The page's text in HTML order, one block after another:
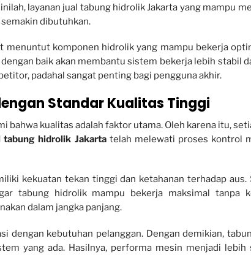
layanan jual tabung hidrolik Jakarta yang mampu
dibutuhkan.
menuntut komponen hidrolik yang mampu bekerja
baik akan membantu sistem bekerja lebih stabil
padahal sangat penting bagi pengguna akhir.
Standar Kualitas Tinggi
bahwa kualitas adalah faktor utama. Oleh karena itu,
tabung hidrolik Jakartatelah melewati proses kontrol
kekuatan tekan tinggi dan ketahanan terhadap aus.
tabung hidrolik mampu bekerja maksimal tanpa
dalam jangka panjang.
dengan kebutuhan pelanggan. Dengan demikian,
yang ada. Hasilnya, performa mesin menjadi lebih